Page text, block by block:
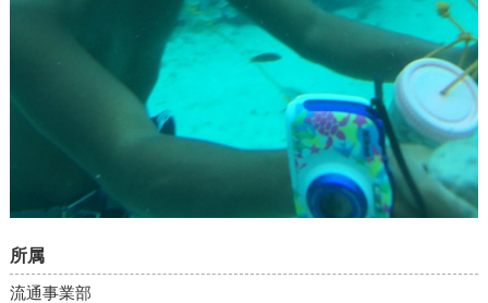
所属
流通事業部